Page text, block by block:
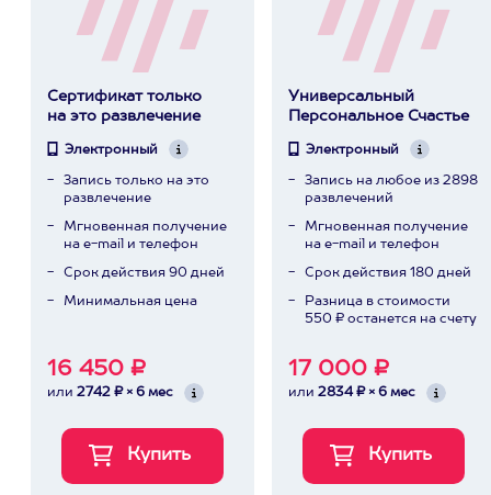
Сертификат только
на это развлечение
Электронный
Запись только на это
развлечение
Мгновенная получение
на e-mail и телефон
Срок действия 90 дней
Минимальная цена
16 450 ₽
или 2742 ₽ × 6 мес
Универсальный
Персональное Счастье
Электронный
Запись на любое из 2898
развлечений
Мгновенная получение
на e-mail и телефон
Срок действия 180 дней
Разница в стоимости
550 ₽ останется на счету
17 000 ₽
или 2834 ₽ × 6 мес